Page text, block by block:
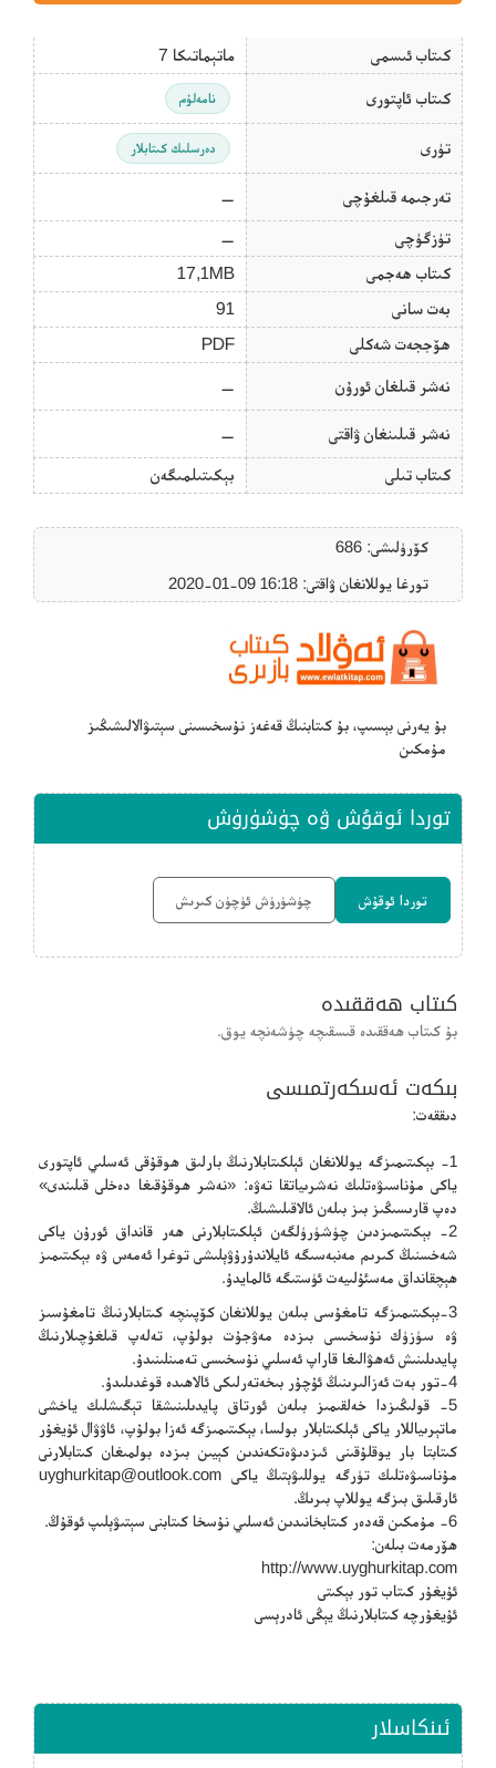
كىتاب ئىسمى ماتېماتىكا 7
كىتاب ئاپتورى نامەلۇم
تۈرى دەرسلىك كىتابلار
تەرجىمە قىلغۇچى —
تۈزگۈچى
—
كىتاب ھەجمى
17,1MB
بەت سانى
91
ھۆججەت شەكلى
PDF
نەشر قىلغان ئورۇن —
نەشر قىلىنغان ۋاقتى —
كىتاب تىلى بېكىتىلمىگەن
كۆرۈلىشى: 686
تورغا يوللانغان ۋاقتى: ‎2020-01-09 16:18
بۇ يەرنى بېسىپ، بۇ كىتابنىڭ قەغەز نۇسخىسىنى سېتىۋالالىشىڭىز
مۇمكىن
توردا ئوقۇش ۋە چۈشۈرۈش
توردا ئوقۇش چۈشۈرۈش ئۈچۈن كىرىش
كىتاب ھەققىدە
بۇ كىتاب ھەققىدە قىسقىچە چۈشەنچە يوق.
بىكەت ئەسكەرتمىسى
دىققەت:
1- بېكىتىمىزگە يوللانغان ئېلكىتابلارنىڭ بارلىق ھوقۇقى ئەسلىي ئاپتورى
ياكى مۇناسىۋەتلىك نەشرىياتقا تەۋە: «نەشر ھوقۇقىغا دەخلى قىلىندى»
دەپ قارىسىڭىز بىز بىلەن ئالاقىلىشىڭ.
2- بېكىتىمىزدىن چۈشۈرۈلگەن ئېلكىتابلارنى ھەر قانداق ئورۇن ياكى
شەخسنىڭ كىرىم مەنبەسىگە ئايلاندۇرۇۋېلىشى توغرا ئەمەس ۋە بېكىتىمىز
ھېچقانداق مەسئۇلىيەت ئۈستىگە ئالمايدۇ.
3-بېكىتىمىزگە تامغۇسى بىلەن يوللانغان كۆپىنچە كىتابلارنىڭ تامغۇسىز
ۋە سۈزۈك نۇسخىسى بىزدە مەۋجۇت بولۇپ، تەلەپ قىلغۇچىلارنىڭ
پايدىلىنىش ئەھۋالىغا قاراپ ئەسلىي نۇسخىسى تەمىنلىنىدۇ.
4-تور بەت ئەزالىرىنىڭ ئۇچۇر بىخەتەرلىكى ئالاھىدە قوغدىلىدۇ.
5- قولىڭىزدا خەلقىمىز بىلەن ئورتاق پايدىلىنىشقا تېگىشلىك ياخشى
ماتېرىياللار ياكى ئېلكىتابلار بولسا، بېكىتىمىزگە ئەزا بولۇپ، ئاۋۋال ئۇيغۇر
كىتابتا بار يوقلۇقىنى ئىزدىۋەتكەندىن كېيىن بىزدە بولمىغان كىتابلارنى
مۇناسىۋەتلىك تۈرگە يوللىۋېتىڭ ياكى uyghurkitap@outlook.com
ئارقىلىق بىزگە يوللاپ بىرىڭ.
6- مۇمكىن قەدەر كىتابخانىدىن ئەسلىي نۇسخا كىتابنى سېتىۋېلىپ ئوقۇڭ.
ھۆرمەت بىلەن:
http://www.uyghurkitap.com
ئۇيغۇر كىتاب تور بېكىتى
ئۇيغۇرچە كىتابلارنىڭ يېڭى ئادرېسى
ئىنكاسلار